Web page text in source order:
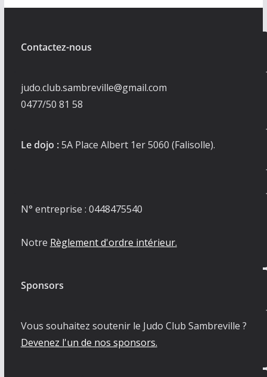
Contactez-nous
judo.club.sambreville@gmail.com
0477/50 81 58
Le dojo :5A Place Albert 1er 5060 (Falisolle).
N° entreprise : 0448475540
Notre Règlement d'ordre intérieur.
Sponsors
Vous souhaitez soutenir le Judo Club Sambreville ?
Devenez l'un de nos sponsors.